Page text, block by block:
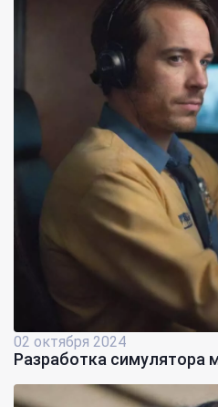
02 октября 2024
Разработка симулятора